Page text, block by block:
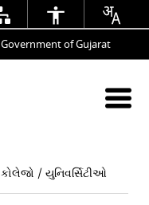
Government of Gujarat
કોલેજો / યુનિવર્સિટીઓ